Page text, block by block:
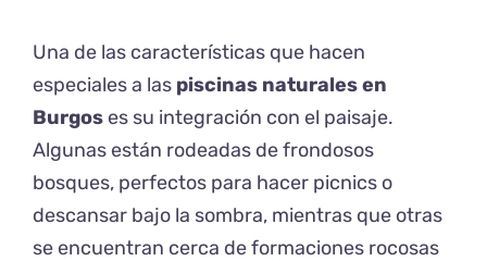
Una de las características que hacen
especiales a las piscinas naturales en
Burgoses su integración con el paisaje.
Algunas están rodeadas de frondosos
bosques, perfectos para hacer picnics o
descansar bajo la sombra, mientras que otras
se encuentran cerca de formaciones rocosas